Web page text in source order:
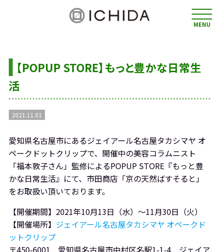
MENU
【POPUP STORE】もっと豊かな日常生
活
2021.11.01
愛知県名古屋市にあるジェイアール名古屋タカシマヤ オ
ペークドットクリップで、開催中の美容コラムニスト
「福本敦子さん」監修によるPOPUP STORE『もっと豊
かな日常生活』にて、市田商店「京の天然ばすそると」
をお取扱い頂いております。
【開催期間】2021年10月13日（水）～11月30日（火）
【開催場所】 ジェイアール名古屋タカシマヤ オペークド
ットクリップ